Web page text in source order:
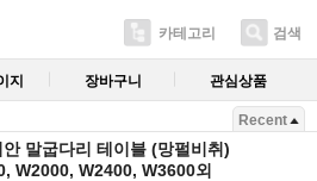
카테고리 검색
지 장바구니 관심상품
Recent
말굽다리 테이블 (망펄비취)
W2000, W2400, W3600외